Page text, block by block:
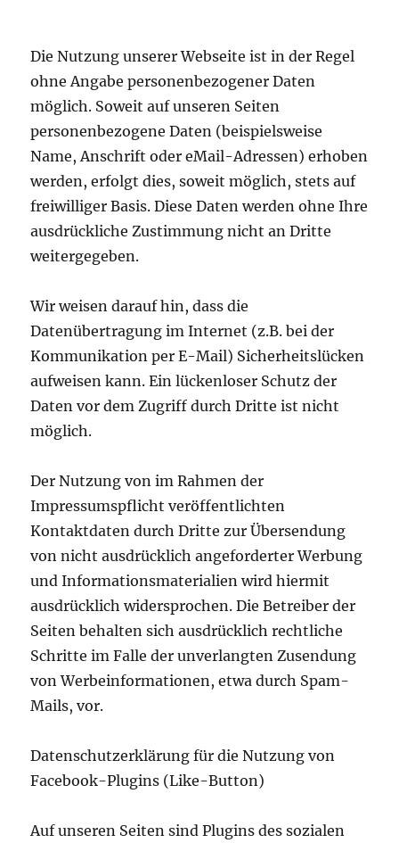
Die Nutzung unserer Webseite ist in der Regel
ohne Angabe personenbezogener Daten
möglich. Soweit auf unseren Seiten
personenbezogene Daten (beispielsweise
Name, Anschrift oder eMail-Adressen) erhoben
werden, erfolgt dies, soweit möglich, stets auf
freiwilliger Basis. Diese Daten werden ohne Ihre
ausdrückliche Zustimmung nicht an Dritte
weitergegeben.
Wir weisen darauf hin, dass die
Datenübertragung im Internet (z.B. bei der
Kommunikation per E-Mail) Sicherheitslücken
aufweisen kann. Ein lückenloser Schutz der
Daten vor dem Zugriff durch Dritte ist nicht
möglich.
Der Nutzung von im Rahmen der
Impressumspflicht veröffentlichten
Kontaktdaten durch Dritte zur Übersendung
von nicht ausdrücklich angeforderter Werbung
und Informationsmaterialien wird hiermit
ausdrücklich widersprochen. Die Betreiber der
Seiten behalten sich ausdrücklich rechtliche
Schritte im Falle der unverlangten Zusendung
von Werbeinformationen, etwa durch Spam-
Mails, vor.
Datenschutzerklärung für die Nutzung von
Facebook-Plugins (Like-Button)
Auf unseren Seiten sind Plugins des sozialen